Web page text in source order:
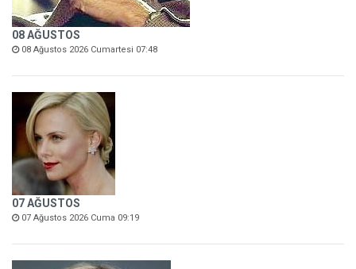
08 AĞUSTOS
08 Ağustos 2026 Cumartesi 07:48
07 AĞUSTOS
07 Ağustos 2026 Cuma 09:19